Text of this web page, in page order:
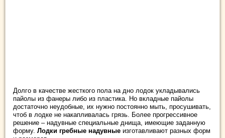
Долго в качестве жесткого пола на дно лодок укладывались
пайолы из фанеры либо из пластика. Но вкладные пайолы
достаточно неудобные, их нужно постоянно мыть, просушивать,
чтоб в лодке не накапливалась грязь. Более прогрессивное
решение – надувные специальные днища, имеющие заданную
форму. Лодки гребные надувные изготавливают разных форм